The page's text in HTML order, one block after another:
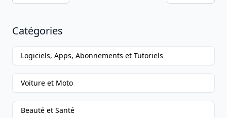
Catégories
Logiciels, Apps, Abonnements et Tutoriels
Voiture et Moto
Beauté et Santé